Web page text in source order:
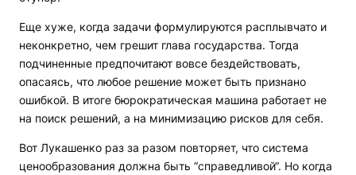
Еще хуже, когда задачи формулируются расплывчато и
неконкретно, чем грешит глава государства. Тогда
подчиненные предпочитают вовсе бездействовать,
опасаясь, что любое решение может быть признано
ошибкой. В итоге бюрократическая машина работает не
на поиск решений, а на минимизацию рисков для себя.
Вот Лукашенко раз за разом повторяет, что система
ценообразования должна быть “справедливой“. Но когда